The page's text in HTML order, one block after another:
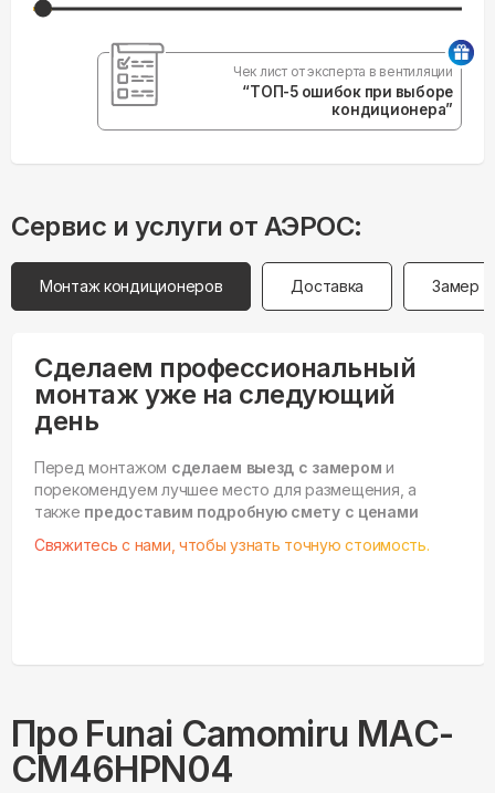
Чек лист от эксперта в вентиляции
“ТОП-5 ошибок при выборе
кондиционера”
Сервис и услуги от АЭРОС:
Монтаж кондиционеров Доставка Замер
Сделаем профессиональный
монтаж уже на следующий
день
Перед монтажом сделаем выезд с замером и
порекомендуем лучшее место для размещения, а
также предоставим подробную смету с ценами
Свяжитесь с нами, чтобы узнать точную стоимость.
Про Funai Camomiru MAC-
CM46HPN04